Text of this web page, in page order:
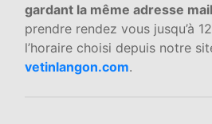
gardant la même adresse mail
prendre rendez vous jusqu’à
l’horaire choisi depuis notre
vetinlangon.com.